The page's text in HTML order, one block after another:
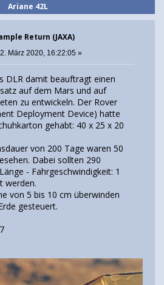
Ariane 42L
Return (JAXA)
März 2020, 16:22:05 »
DLR damit beauftragt einen
auf dem Mars und auf
zu entwickeln. Der Rover
Deployment Device) hatte
gehabt: 40 x 25 x 20
von 200 Tage waren 50
Dabei sollten 290
- Fahrgeschwindigkeit: 1
werden.
von 5 bis 10 cm überwinden
gesteuert.